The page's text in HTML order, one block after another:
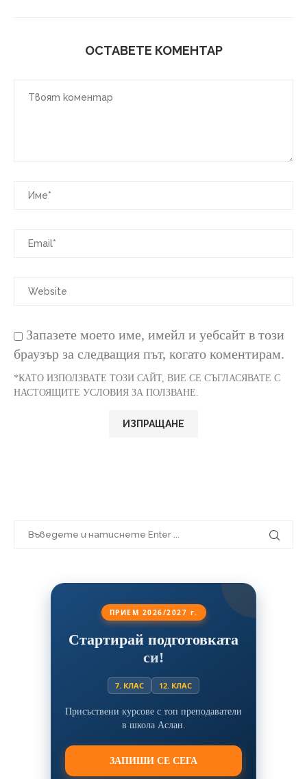
ОСТАВЕТЕ КОМЕНТАР
Запазете моето име, имейл и уебсайт в този
браузър за следващия път, когато коментирам.
*КАТО ИЗПОЛЗВАТЕ ТОЗИ САЙТ, ВИЕ СЕ СЪГЛАСЯВАТЕ С
НАСТОЯЩИТЕ УСЛОВИЯ ЗА ПОЛЗВАНЕ.
ПРИЕМ 2026/2027 г.
Стартирай подготовката
си!
7. КЛАС 12. КЛАС
Присъствени курсове с топ преподаватели
в школа Аслан.
ЗАПИШИ СЕ СЕГА